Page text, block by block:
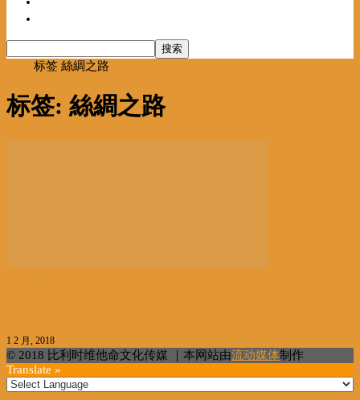
标签 絲綢之路
标签: 絲綢之路
1 2 月, 2018
© 2018 比利时维他命文化传媒 ｜本网站由流动媒体制作
Translate »